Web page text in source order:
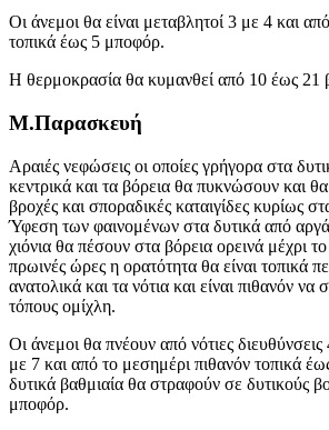
Οι άνεμοι θα είναι μεταβλητοί 3 με 4 και
τοπικά έως 5 μποφόρ.
Η θερμοκρασία θα κυμανθεί από 10 έως 21
Μ.Παρασκευή
Αραιές νεφώσεις οι οποίες γρήγορα στα
κεντρικά και τα βόρεια θα πυκνώσουν και
βροχές και σποραδικές καταιγίδες κυρίως
Ύφεση των φαινομένων στα δυτικά από
χιόνια θα πέσουν στα βόρεια ορεινά μέχρι
πρωινές ώρες η ορατότητα θα είναι τοπικά
ανατολικά και τα νότια και είναι πιθανόν να
τόπους ομίχλη.
Οι άνεμοι θα πνέουν από νότιες
με 7 και από το μεσημέρι πιθανόν τοπικά
δυτικά βαθμιαία θα στραφούν σε δυτικούς
μποφόρ.